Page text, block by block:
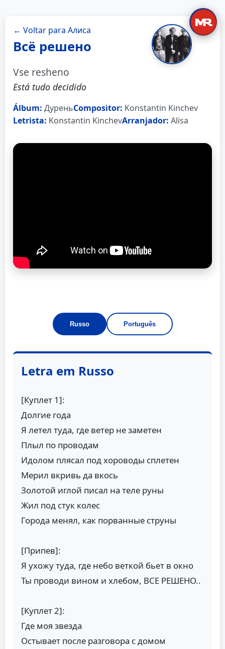
← Voltar para Алиса
Всё решено
Vse resheno
Está tudo decidido
Álbum: ДуреньCompositor: Konstantin Kinchev
Letrista: Konstantin KinchevArranjador: Alisa
Russo Português
Letra em Russo
[Куплет 1]:
Долгие года
Я летел туда, где ветер не заметен
Плыл по проводам
Идолом плясал под хороводы сплетен
Мерил вкривь да вкось
Золотой иглой писал на теле pуны
Жил под стук колес
Города менял, как порванные струны
[Припев]:
Я ухожу туда, где небо веткой бьет в окно
Ты проводи вином и хлебом, ВСЕ РЕШЕНО..
[Куплет 2]:
Где моя звезда
Остывает после разговора с домом